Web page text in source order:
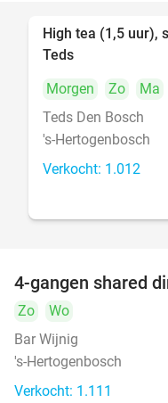
High tea (1,5 uur),
Teds
Morgen
Zo Ma
Teds Den Bosch
's-Hertogenbosch
Verkocht: 1.012
4-gangen shared
Zo
Wo
Bar Wijnig
's-Hertogenbosch
Verkocht: 1.111